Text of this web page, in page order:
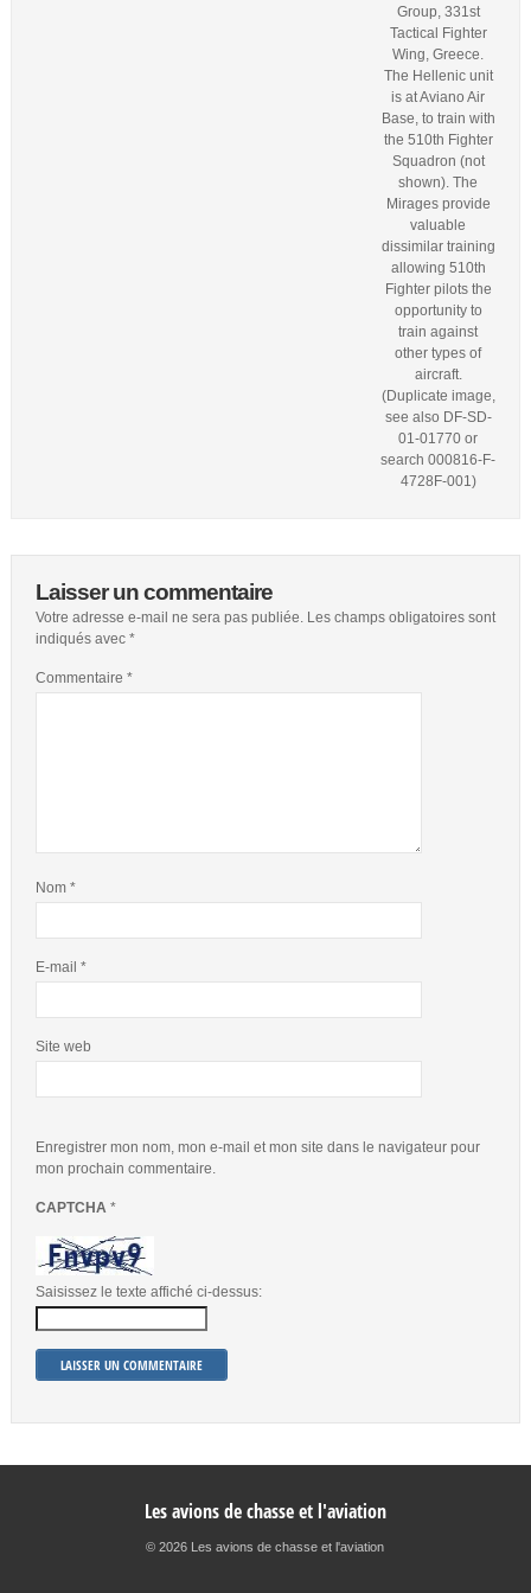
Group, 331st
Tactical Fighter
Wing, Greece.
The Hellenic unit
is at Aviano Air
Base, to train with
the 510th Fighter
Squadron (not
shown). The
Mirages provide
valuable
dissimilar training
allowing 510th
Fighter pilots the
opportunity to
train against
other types of
aircraft.
(Duplicate image,
see also DF-SD-
01-01770 or
search 000816-F-
4728F-001)
Laisser un commentaire
Votre adresse e-mail ne sera pas publiée. Les champs obligatoires sont
indiqués avec *
Commentaire *
Nom *
E-mail *
Site web
Enregistrer mon nom, mon e-mail et mon site dans le navigateur pour
mon prochain commentaire.
CAPTCHA *
Saisissez le texte affiché ci-dessus:
Les avions de chasse et l'aviation
© 2026 Les avions de chasse et l'aviation